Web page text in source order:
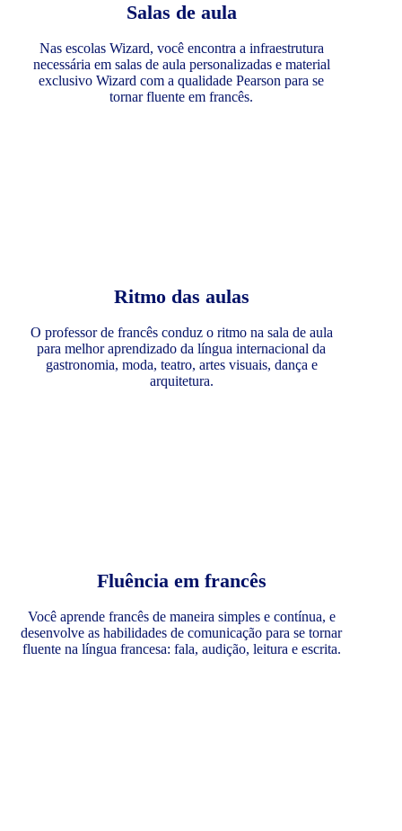
Salas de aula
Nas escolas Wizard, você encontra a infraestrutura
necessária em salas de aula personalizadas e material
exclusivo Wizard com a qualidade Pearson para se
tornar fluente em francês.
Ritmo das aulas
O professor de francês conduz o ritmo na sala de aula
para melhor aprendizado da língua internacional da
gastronomia, moda, teatro, artes visuais, dança e
arquitetura.
Fluência em francês
Você aprende francês de maneira simples e contínua, e
desenvolve as habilidades de comunicação para se tornar
fluente na língua francesa: fala, audição, leitura e escrita.